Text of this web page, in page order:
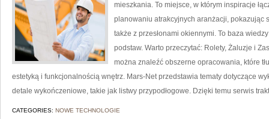
mieszkania. To miejsce, w którym inspiracje
planowaniu atrakcyjnych aranżacji, pokazując
także z przesłonami okiennymi. To baza
podstaw. Warto przeczytać: Rolety, Żaluzje i
można znaleźć obszerne opracowania, które
estetyką i funkcjonalnością wnętrz. Mars-Net przedstawia tematy dotyczące
detale wykończeniowe, takie jak listwy przypodłogowe. Dzięki temu serwis
CATEGORIES: NOWE TECHNOLOGIE